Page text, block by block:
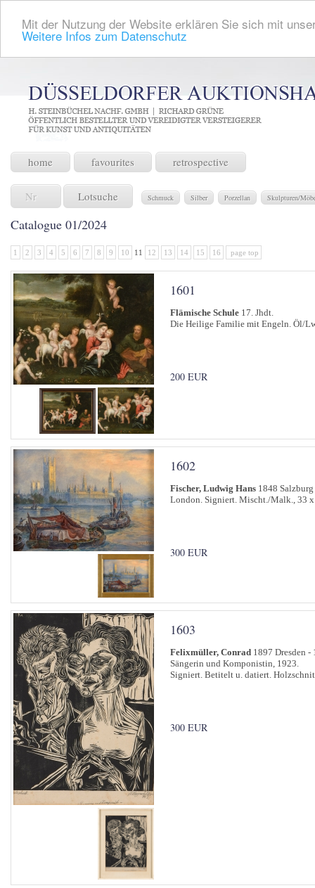
Mit der Nutzung der Website erklären Sie sich mit
Weitere Infos zum Datenschutz
home favourites retrospective
Lotsuche Schmuck Silber Porzellan Skulpturen/
Catalogue 01/2024
1 2 3 4 5 6 7 8 9 10 11 12 13 14 15 16 page top
1601
Flämische Schule 17. Jhdt.
Die Heilige Familie mit Engeln. Öl/
200 EUR
1602
Fischer, Ludwig Hans 1848
London. Signiert. Mischt./Malk., 33 x
300 EUR
1603
Felixmüller, Conrad 1897 Dresden
Sängerin und Komponistin, 1923.
Signiert. Betitelt u. datiert.
300 EUR